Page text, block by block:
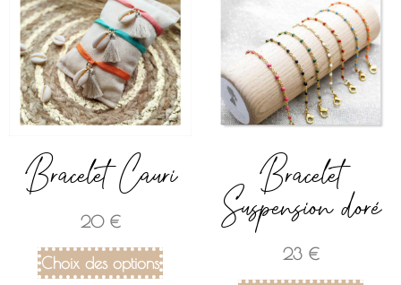
Bracelet Cauri
20 €
Choix des options
Bracelet
Suspension doré
23 €